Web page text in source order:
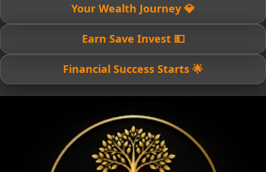
💎 Your Wealth Journey
💵 Earn Save Invest
🌟 Financial Success Starts